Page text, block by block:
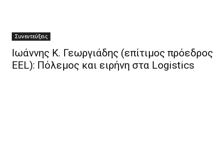
Συνεντεύξεις
Ιωάννης Κ. Γεωργιάδης (επίτιμος πρόεδρος
EEL): Πόλεμος και ειρήνη στα Logistics